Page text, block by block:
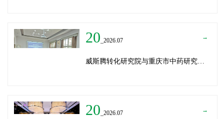
20 _2026.07 →
威斯腾转化研究院与重庆市中药研究院深化战略合作，共筑中医药产学研创新生态
20 _2026.07 →